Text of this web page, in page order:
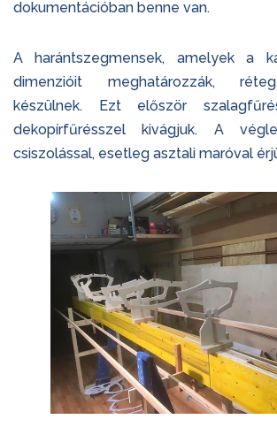
dokumentációban benne van.
A harántszegmensek, amelyek a
dimenzióit meghatározzák,
készülnek. Ezt először
dekopírfűrésszel kivágjuk. A
csiszolással, esetleg asztali maróval